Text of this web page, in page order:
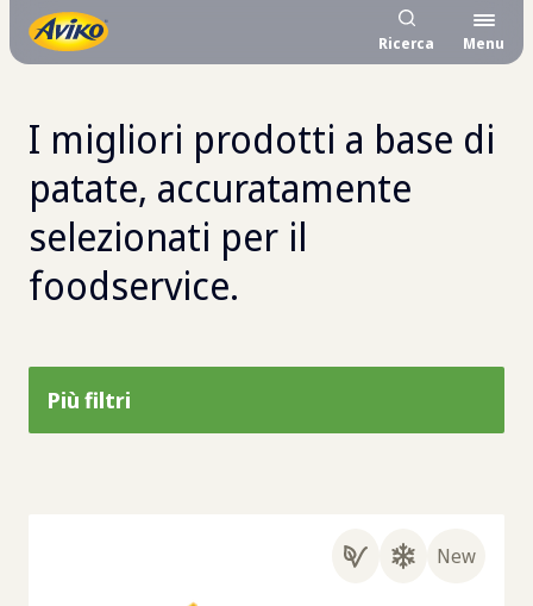
Ricerca Menu
I migliori prodotti a base di
patate, accuratamente
selezionati per il
foodservice.
Più filtri
New